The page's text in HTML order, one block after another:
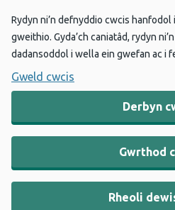
Rydyn ni’n defnyddio cwcis
gweithio. Gyda’ch caniatâd, rydyn
dadansoddol i wella ein gwefan ac i
Gweld cwcis
Derbyn
Gwrthod
Rheoli